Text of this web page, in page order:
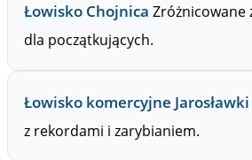
Łowisko Chojnica Zróżnicowane
dla początkujących.
Łowisko komercyjne Jarosławki
z rekordami i zarybianiem.